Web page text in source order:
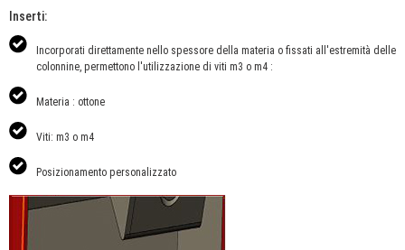
Inserti:
Incorporati direttamente nello spessore della materia o fissati all'estremità delle
colonnine, permettono l'utilizzazione di viti m3 o m4 :
Materia : ottone
Viti: m3 o m4
Posizionamento personalizzato